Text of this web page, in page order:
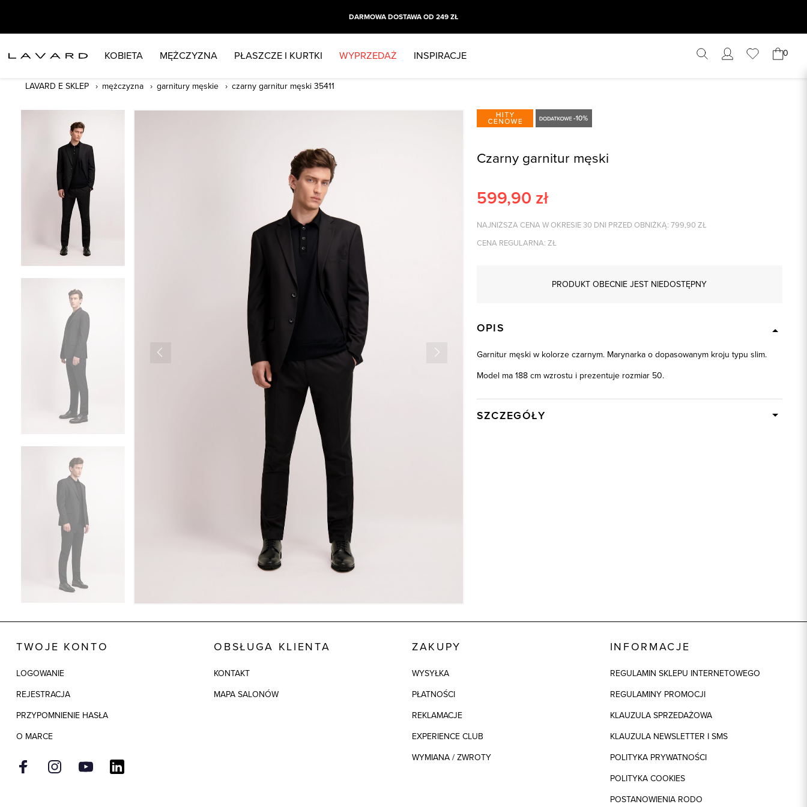
DARMOWA DOSTAWA OD 249 ZŁ
KOBIETA MĘŻCZYZNA PŁASZCZE I KURTKI WYPRZEDAŻ INSPIRACJE 0
LAVARD E SKLEP mężczyzna garnitury męskie czarny garnitur męski 35411
Czarny garnitur męski
599,90 zł
NAJNIŻSZA CENA W OKRESIE 30 DNI PRZED OBNIŻKĄ: 799,90 ZŁ
CENA REGULARNA: ZŁ
PRODUKT OBECNIE JEST NIEDOSTĘPNY
OPIS
Garnitur męski w kolorze czarnym. Marynarka o dopasowanym kroju typu slim.
Model ma 188 cm wzrostu i prezentuje rozmiar 50.
SZCZEGÓŁY
TWOJE KONTO
LOGOWANIE
REJESTRACJA
PRZYPOMNIENIE HASŁA
O MARCE
OBSŁUGA KLIENTA
KONTAKT
MAPA SALONÓW
ZAKUPY
WYSYŁKA
PŁATNOŚCI
REKLAMACJE
EXPERIENCE CLUB
WYMIANA / ZWROTY
INFORMACJE
REGULAMIN SKLEPU INTERNETOWEGO
REGULAMINY PROMOCJI
KLAUZULA SPRZEDAŻOWA
KLAUZULA NEWSLETTER I SMS
POLITYKA PRYWATNOŚCI
POLITYKA COOKIES
POSTANOWIENIA RODO